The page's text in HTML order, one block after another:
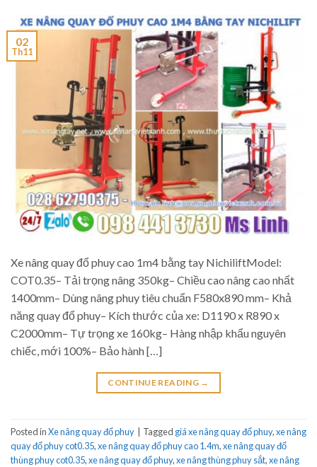
02
Th11
Xe nâng quay đổ phuy cao 1m4 bằng tay NichiliftModel:
COT0.35– Tải trọng nâng 350kg– Chiều cao nâng cao nhất
1400mm– Dùng nâng phuy tiêu chuẩn F580x890 mm– Khả
năng quay đổ phuy– Kích thước của xe: D1190 x R890 x
C2000mm– Tự trọng xe 160kg– Hàng nhập khẩu nguyên
chiếc, mới 100%– Bảo hành […]
CONTINUE READING →
Posted inXe nâng quay đổ phuy | Tagged giá xe nâng quay đổ phuy,xe nâng
quay đổ phuy cot0.35,xe nâng quay đổ phuy cao 1.4m,xe nâng quay đổ
thùng phuy cot0.35,xe nâng quay đổ phuy,xe nâng thùng phuy sắt,xe nâng